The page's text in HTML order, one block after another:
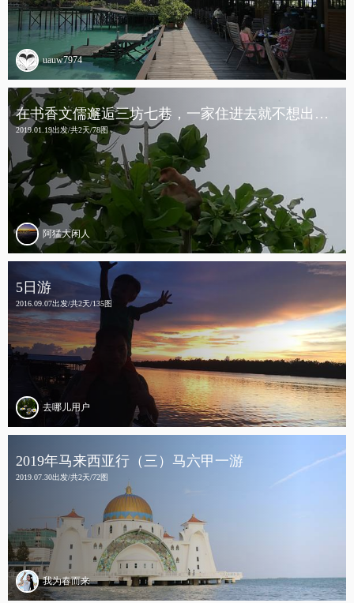
uauw7974
在书香文儒邂逅三坊七巷，一家住进去就不想出来的古意文化酒店！
2019.01.19出发/共2天/78图
阿猛大闲人
5日游
2016.09.07出发/共2天/135图
去哪儿用户
2019年马来西亚行（三）马六甲一游
2019.07.30出发/共2天/72图
我为春而来